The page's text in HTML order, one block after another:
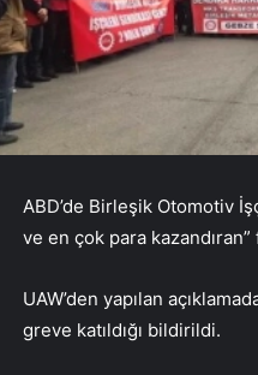
ABD’de Birleşik Otomotiv
ve en çok para kazandıran”
UAW’den yapılan
greve katıldığı bildirildi.